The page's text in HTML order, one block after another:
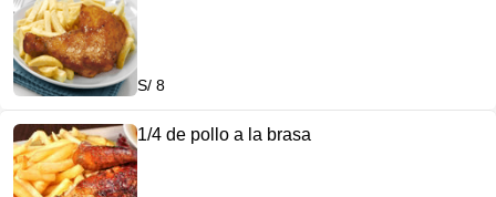
S/ 8
1/4 de pollo a la brasa